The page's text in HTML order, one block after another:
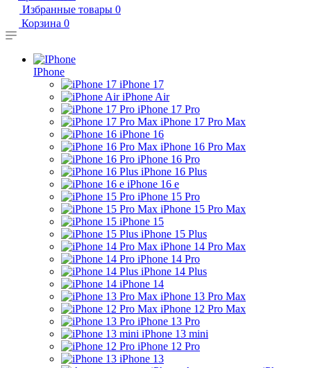
Избранные товары 0
Корзина 0
IPhone
iPhone 17
iPhone Air
iPhone 17 Pro
iPhone 17 Pro Max
iPhone 16
iPhone 16 Pro Max
iPhone 16 Pro
iPhone 16 Plus
iPhone 16 e
iPhone 15 Pro
iPhone 15 Pro Max
iPhone 15
iPhone 15 Plus
iPhone 14 Pro Max
iPhone 14 Pro
iPhone 14 Plus
iPhone 14
iPhone 13 Pro Max
iPhone 12 Pro Max
iPhone 13 Pro
iPhone 13 mini
iPhone 12 Pro
iPhone 13